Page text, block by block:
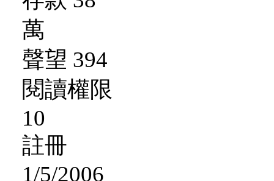
萬
聲望 394
閱讀權限
10
註冊
1/5/2006